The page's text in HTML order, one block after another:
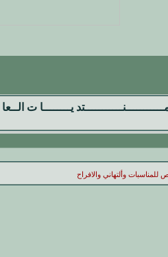
يــــــــا ت
وألتهاني والافراح